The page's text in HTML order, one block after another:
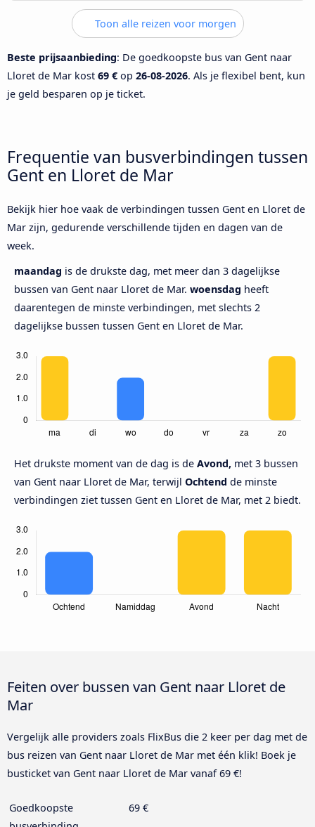
Toon alle reizen voor morgen
Beste prijsaanbieding: De goedkoopste bus van Gent naar
Lloret de Mar kost 69 € op 26-08-2026. Als je flexibel bent, kun
je geld besparen op je ticket.
Frequentie van busverbindingen tussen
Gent en Lloret de Mar
Bekijk hier hoe vaak de verbindingen tussen Gent en Lloret de
Mar zijn, gedurende verschillende tijden en dagen van de
week.
maandag is de drukste dag, met meer dan 3 dagelijkse
bussen van Gent naar Lloret de Mar. woensdag heeft
daarentegen de minste verbindingen, met slechts 2
dagelijkse bussen tussen Gent en Lloret de Mar.
Het drukste moment van de dag is de Avond, met 3 bussen
van Gent naar Lloret de Mar, terwijl Ochtend de minste
verbindingen ziet tussen Gent en Lloret de Mar, met 2 biedt.
Feiten over bussen van Gent naar Lloret de
Mar
Vergelijk alle providers zoals FlixBus die 2 keer per dag met de
bus reizen van Gent naar Lloret de Mar met één klik! Boek je
busticket van Gent naar Lloret de Mar vanaf 69 €!
Goedkoopste
69 €